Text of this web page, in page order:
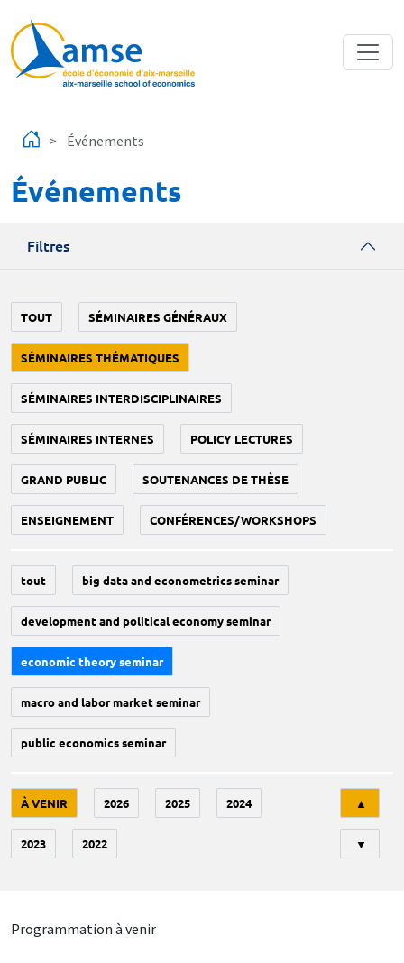
Événements
Événements
Filtres
TOUT SÉMINAIRES GÉNÉRAUX
SÉMINAIRES THÉMATIQUES
SÉMINAIRES INTERDISCIPLINAIRES
SÉMINAIRES INTERNES POLICY LECTURES
GRAND PUBLIC SOUTENANCES DE THÈSE
ENSEIGNEMENT CONFÉRENCES/WORKSHOPS
tout big data and econometrics seminar
development and political economy seminar
economic theory seminar
macro and labor market seminar
public economics seminar
À VENIR 2026 2025 2024
2023 2022
▲
▼
Programmation à venir